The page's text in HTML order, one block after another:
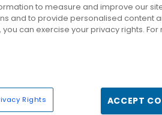
to measure and improve our
and to provide personalised content
can exercise your privacy rights.
Rights ACCEPT